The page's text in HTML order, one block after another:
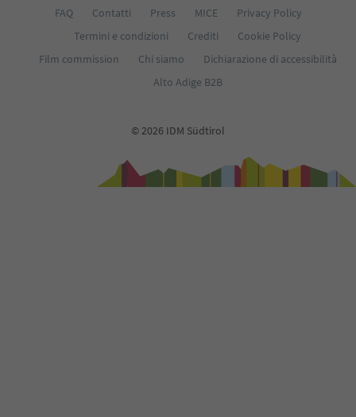
FAQ Contatti Press MICE
Privacy Policy
Termini e condizioni
Crediti
Cookie Policy
Film commission
Chi siamo
Dichiarazione di accessibilità
Alto Adige B2B
© 2026 IDM Südtirol